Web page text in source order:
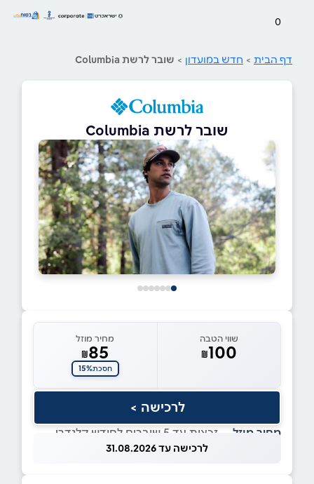
0
דף הבית > חדש במועדון > שובר לרשת Columbia
שובר לרשת Columbia
שווי הטבה
₪100
מחיר מוזל
₪85
חסכת15%
לרכישה >
מחיר מוזל — זכאות עד 5 שוברים לחודש קלנדרי
לרכישה עד 31.08.2026